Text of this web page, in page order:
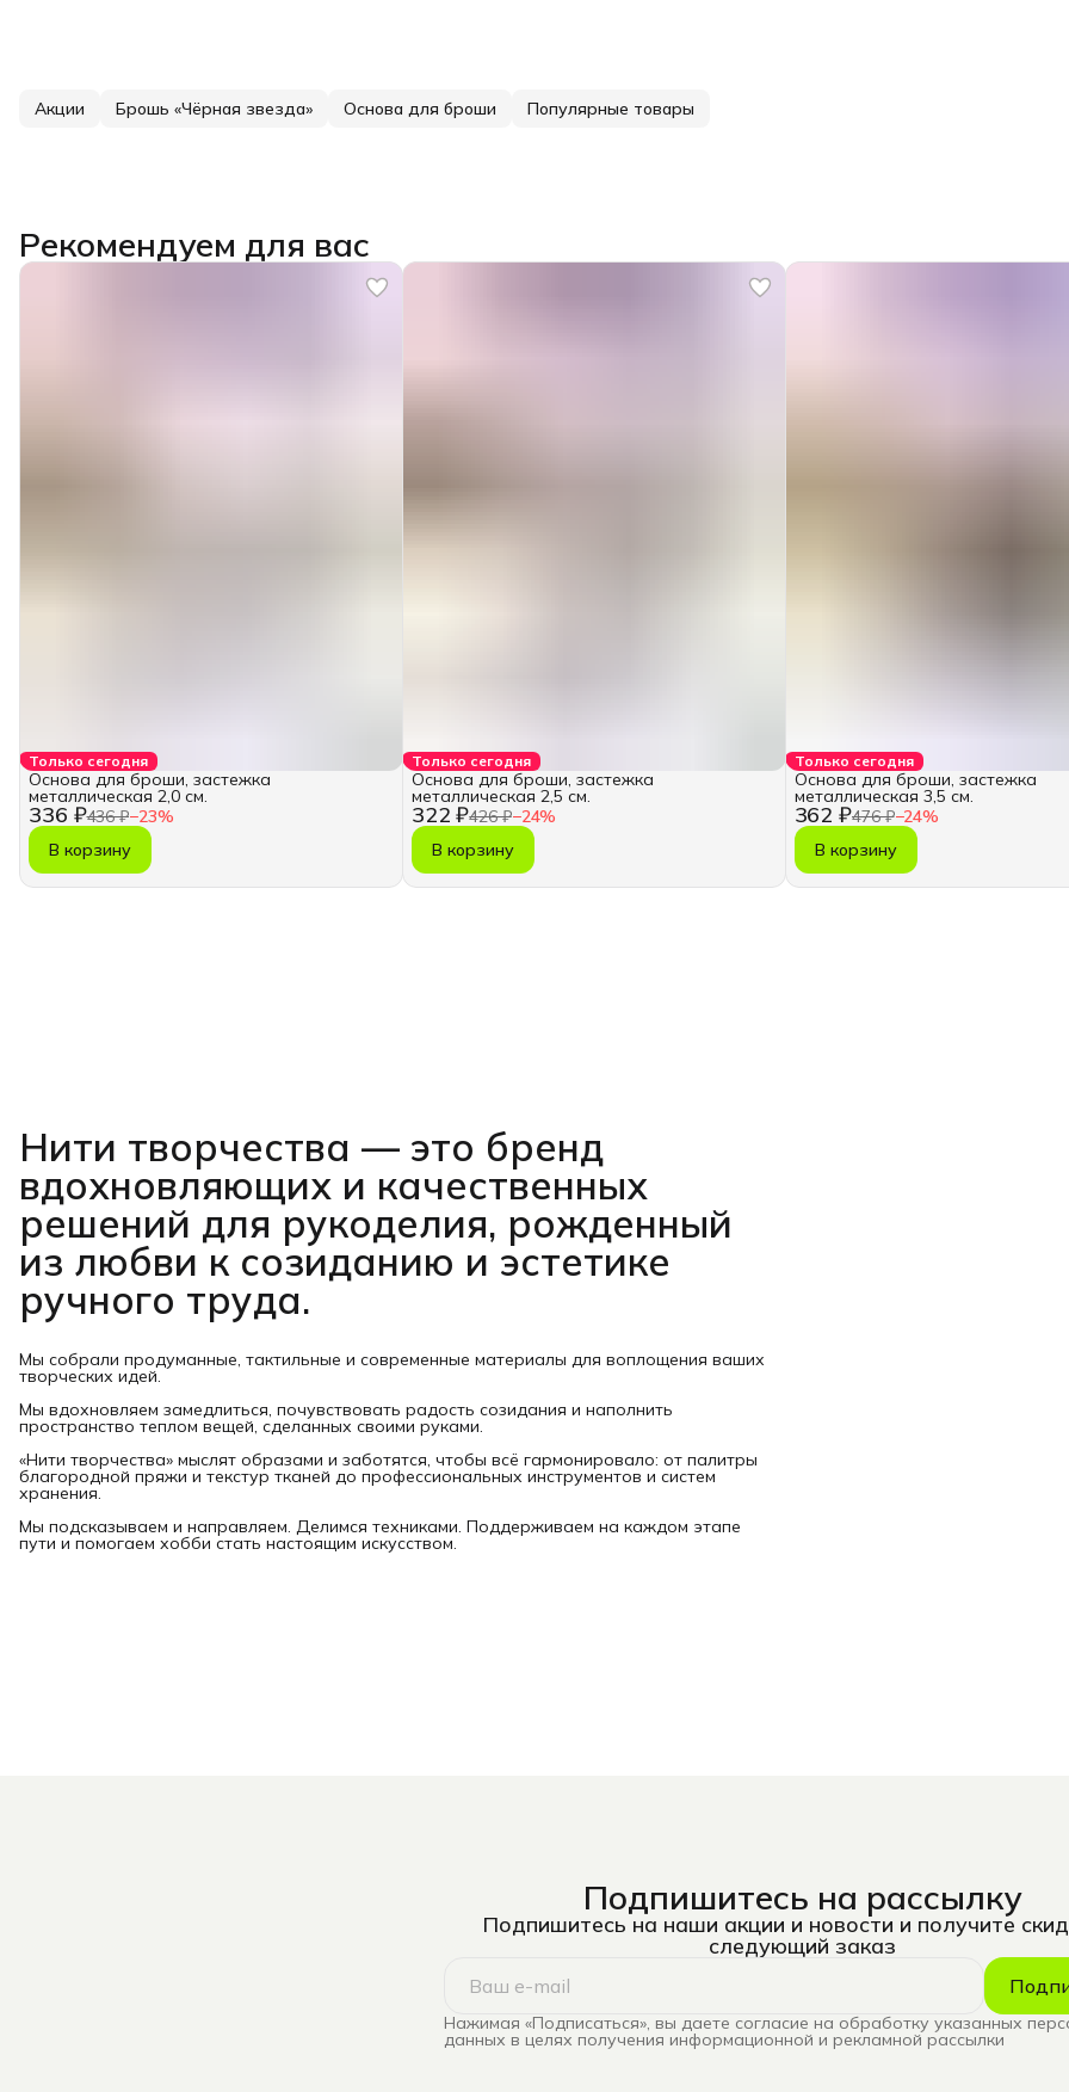
Акции Брошь «Чёрная звезда» Основа для броши Популярные товары
Рекомендуем для вас
Только сегодня
336 ₽436 ₽−23%
Основа для броши, застежка
металлическая 2,0 см.
В корзину
Только сегодня
322 ₽426 ₽−24%
Основа для броши, застежка
металлическая 2,5 см.
В корзину
Только сегодня
362 ₽476 ₽−24%
Основа для броши, застежка
металлическая 3,5 см.
В корзину
Нити творчества — это бренд
вдохновляющих и качественных
решений для рукоделия, рожденный
из любви к созиданию и эстетике
ручного труда.
Мы собрали продуманные, тактильные и современные материалы для воплощения ваших
творческих идей.
Мы вдохновляем замедлиться, почувствовать радость созидания и наполнить
пространство теплом вещей, сделанных своими руками.
«Нити творчества» мыслят образами и заботятся, чтобы всё гармонировало: от палитры
благородной пряжи и текстур тканей до профессиональных инструментов и систем
хранения.
Мы подсказываем и направляем. Делимся техниками. Поддерживаем на каждом этапе
пути и помогаем хобби стать настоящим искусством.
Подпишитесь на рассылку
Подпишитесь на наши акции и новости и получите
следующий заказ
Нажимая «Подписаться», вы даете согласие на обработку указанных
данных в целях получения информационной и рекламной рассылки